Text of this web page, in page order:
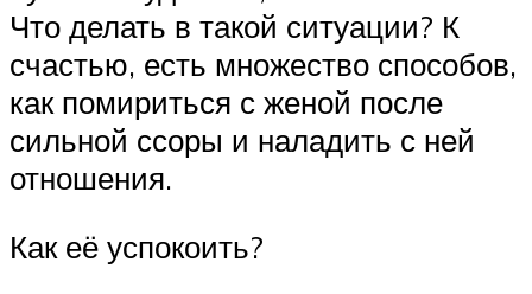
Что делать в такой ситуации? К
счастью, есть множество способов,
как помириться с женой после
сильной ссоры и наладить с ней
отношения.
Как её успокоить?